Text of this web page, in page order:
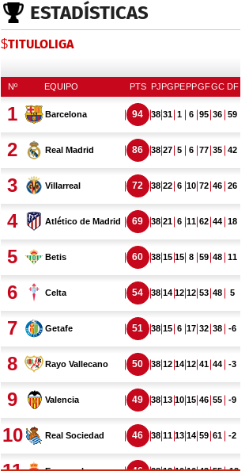
ESTADÍSTICAS
$TITULOLIGA